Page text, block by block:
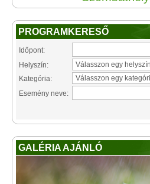
PROGRAMKERESŐ
Időpont:
Helyszín:
Kategória:
Esemény neve:
GALÉRIA AJÁNLÓ